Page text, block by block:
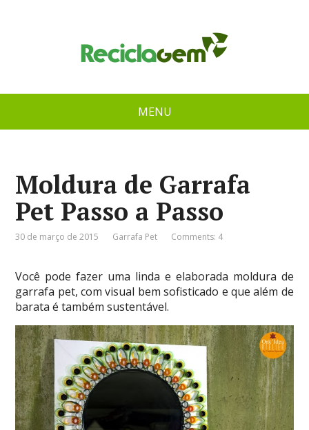
MENU
Moldura de Garrafa
Pet Passo a Passo
30 de março de 2015 Garrafa Pet Comments: 4
Você pode fazer uma linda e elaborada moldura de
garrafa pet, com visual bem sofisticado e que além de
barata é também sustentável.